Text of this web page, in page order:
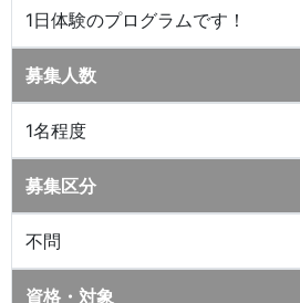
1日体験のプログラムです！
募集人数
1名程度
募集区分
不問
資格・対象